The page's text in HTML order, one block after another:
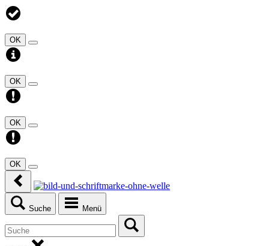
OK
OK
OK
OK
Suche Menü